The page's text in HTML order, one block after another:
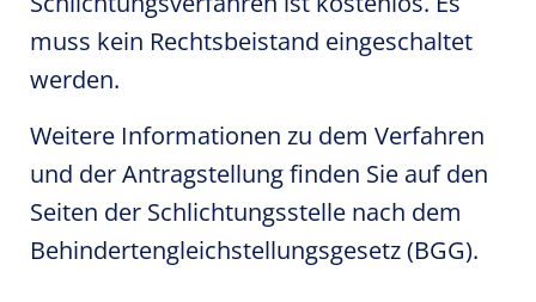
muss kein Rechtsbeistand eingeschaltet
werden.
Weitere Informationen zu dem Verfahren
und der Antragstellung finden Sie auf den
Seiten der Schlichtungsstelle nach dem
Behindertengleichstellungsgesetz (BGG).